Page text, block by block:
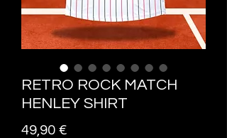
RETRO ROCK MATCH
HENLEY SHIRT
49,90 €Prix